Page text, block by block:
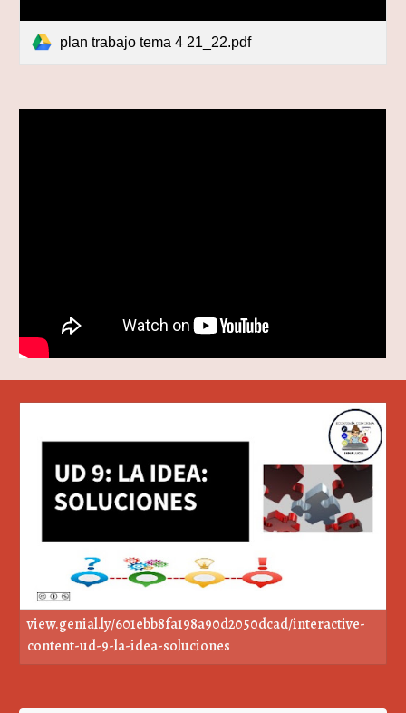
plan trabajo tema 4 21_22.pdf
view.genial.ly/601ebb8fa198a90d2050dcad/interactive-
content-ud-9-la-idea-soluciones